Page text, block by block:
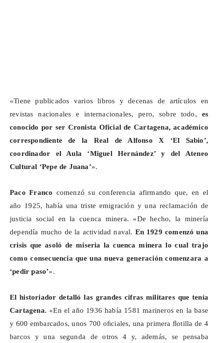
«Tiene publicados varios libros y decenas de artículos en
revistas nacionales e internacionales, pero, sobre todo, es
conocido por ser Cronista Oficial de Cartagena, académico
correspondiente de la Real de Alfonso X ‘El Sabio’,
coordinador el Aula ‘Miguel Hernández’ y del Ateneo
Cultural ‘Pepe de Juana’».
Paco Franco comenzó su conferencia afirmando que, en el
año 1925, había una triste emigración y una reclamación de
justicia social en la cuenca minera. «De hecho, la minería
dependía mucho de la actividad naval. En 1929 comenzó una
crisis que asoló de miseria la cuenca minera lo cual trajo
como consecuencia que una nueva generación comenzara a
‘pedir paso’».
El historiador detalló las grandes cifras militares que tenía
Cartagena. «En el año 1936 había 1581 marineros en la base
y 600 embarcados, unos 700 oﬁciales, una primeraﬂotilla de 4
barcos y una segunda de otros 4 y, además, se pensaba